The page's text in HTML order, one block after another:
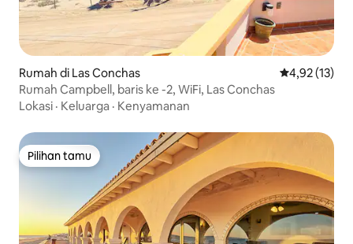
Rumah di Las Conchas Nilai rata-
4,92 (13)
Rumah Campbell, baris ke -2, WiFi, Las Conchas
Lokasi · Keluarga · Kenyamanan
Pilihan tamu
Pilihan tamu